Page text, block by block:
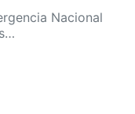
Nacional